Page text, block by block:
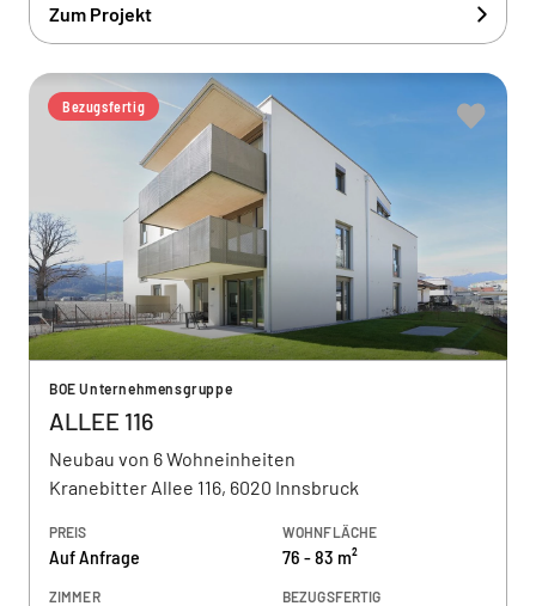
Zum Projekt
Bezugsfertig
BOE Unternehmensgruppe
ALLEE 116
Neubau von 6 Wohneinheiten
Kranebitter Allee 116, 6020 Innsbruck
PREIS
Auf Anfrage
WOHNFLÄCHE
76 - 83 m²
ZIMMER BEZUGSFERTIG